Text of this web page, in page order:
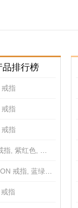
品排行榜
指
指
指
镀玫瑰金色 戒指
, 混搭多种镀层 戒指
指